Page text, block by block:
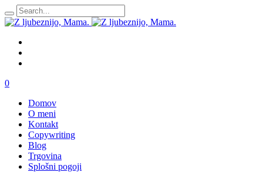
0
Domov
O meni
Kontakt
Copywriting
Blog
Trgovina
Splošni pogoji